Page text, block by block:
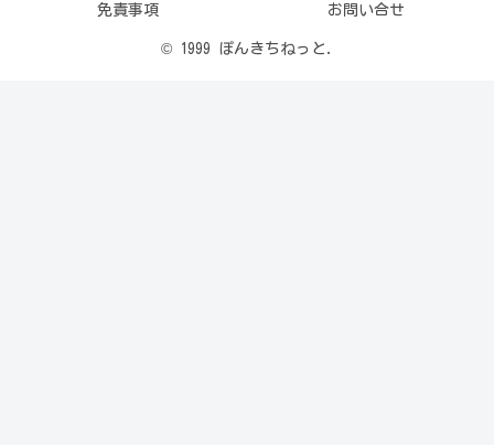
免責事項 お問い合せ
© 1999 ぽんきちねっと.